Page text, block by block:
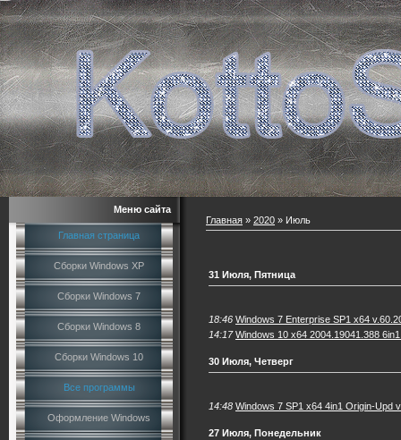
Меню сайта
Главная страница
Сборки Windows XP
Сборки Windows 7
Сборки Windows 8
Сборки Windows 10
Все программы
Оформление Windows
Главная » 2020 » Июль
31 Июля, Пятница
18:46 Windows 7 Enterprise SP1 x64
14:17 Windows 10 x64 2004.19041.388
30 Июля, Четверг
14:48 Windows 7 SP1 x64 4in1 Origin-Upd
27 Июля, Понедельник